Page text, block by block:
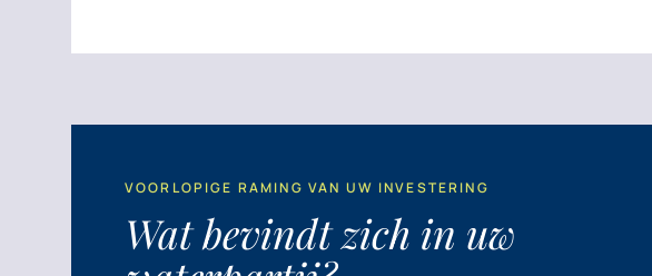
VOORLOPIGE RAMING VAN UW INVESTERING
Wat bevindt zich in uw